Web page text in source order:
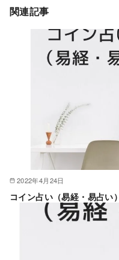
関連記事
2022年4月24日
コイン占い（易経・易占